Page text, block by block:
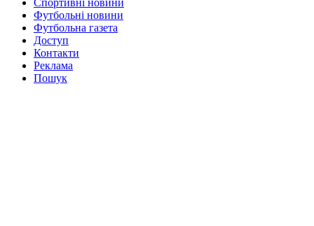
Спортивні новини
Футбольні новини
Футбольна газета
Доступ
Контакти
Реклама
Пошук